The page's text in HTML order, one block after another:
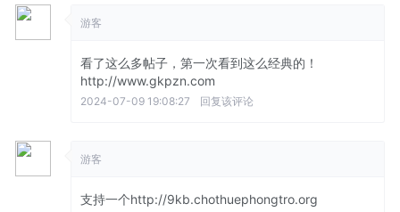
游客
看了这么多帖子，第一次看到这么经典的！
http://www.gkpzn.com
2024-07-09 19:08:27 回复该评论
游客
支持一个http://9kb.chothuephongtro.org